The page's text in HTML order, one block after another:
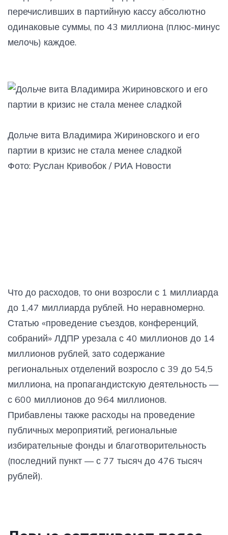
перечисливших в партийную кассу абсолютно
одинаковые суммы, по 43 миллиона (плюс-минус
мелочь) каждое.
Дольче вита Владимира Жириновского и его
партии в кризис не стала менее сладкой
Фото: Руслан Кривобок / РИА Новости
Что до расходов, то они возросли с 1 миллиарда
до 1,47 миллиарда рублей. Но неравномерно.
Статью «проведение съездов, конференций,
собраний» ЛДПР урезала с 40 миллионов до 14
миллионов рублей, зато содержание
региональных отделений возросло с 39 до 54,5
миллиона, на пропагандистскую деятельность —
с 600 миллионов до 964 миллионов.
Прибавлены также расходы на проведение
публичных мероприятий, региональные
избирательные фонды и благотворительность
(последний пункт — с 77 тысяч до 476 тысяч
рублей).